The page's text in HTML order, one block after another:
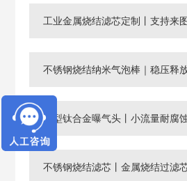
工业金属烧结滤芯定制丨支持来
不锈钢烧结纳米气泡棒｜稳压释
微型钛合金曝气头丨小流量耐腐
不锈钢烧结滤芯丨金属烧结过滤